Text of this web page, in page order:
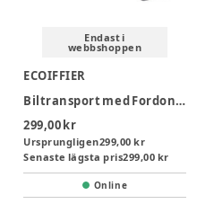
Endast i
webbshoppen
ECOIFFIER
Biltransport med Fordon 7st
299,00 kr
Ursprungligen299,00 kr
Senaste lägsta pris299,00 kr
Online